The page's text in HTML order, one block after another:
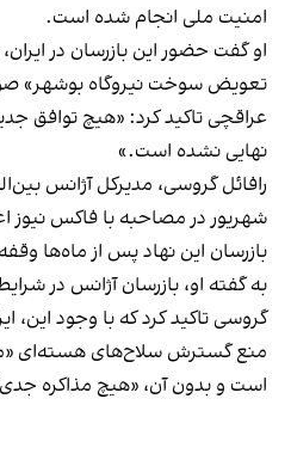
امنیت ملی انجام شده است.
او گفت حضور این بازرسان در
تعویض سوخت نیروگاه بوشهر»
عراقچی تاکید کرد: «هیچ توافق
نهایی نشده است.»
رافائل گروسی، مدیرکل آژانس
شهریور در مصاحبه با فاکس نیوز
بازرسان این نهاد پس از ماه‌ها وقفه
به گفته او، بازرسان آژانس در
گروسی تاکید کرد که با وجود این،
منع گسترش سلاح‌های هسته‌ای
است و بدون آن، «هیچ مذاکره